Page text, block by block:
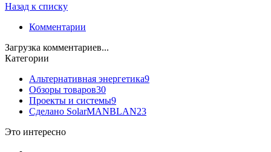
Назад к списку
Комментарии
Загрузка комментариев...
Категории
Альтернативная энергетика9
Обзоры товаров30
Проекты и системы9
Сделано SolarMANBLAN23
Это интересно